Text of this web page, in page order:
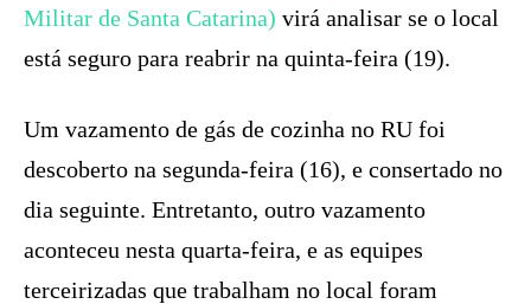
Militar de Santa Catarina) virá analisar se o local
está seguro para reabrir na quinta-feira (19).
Um vazamento de gás de cozinha no RU foi
descoberto na segunda-feira (16), e consertado no
dia seguinte. Entretanto, outro vazamento
aconteceu nesta quarta-feira, e as equipes
terceirizadas que trabalham no local foram